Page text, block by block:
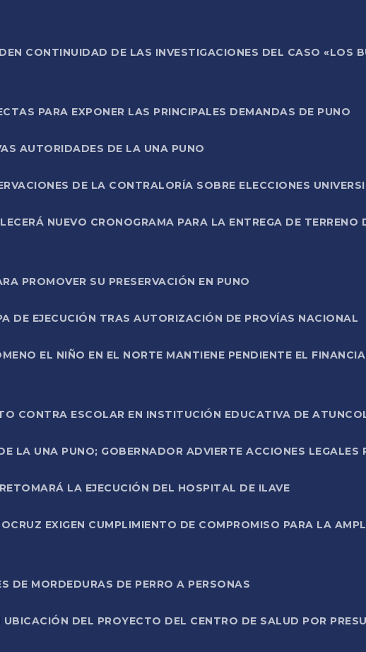
CONTINUIDAD DE LAS INVESTIGACIONES DEL CASO «LOS
PARA EXPONER LAS PRINCIPALES DEMANDAS DE PUNO
AUTORIDADES DE LA UNA PUNO
DE LA CONTRALORÍA SOBRE ELECCIONES
NUEVO CRONOGRAMA PARA LA ENTREGA DE TERRENO
PROMOVER SU PRESERVACIÓN EN PUNO
DE EJECUCIÓN TRAS AUTORIZACIÓN DE PROVÍAS NACIONAL
EL NIÑO EN EL NORTE MANTIENE PENDIENTE EL
CONTRA ESCOLAR EN INSTITUCIÓN EDUCATIVA DE
LA UNA PUNO; GOBERNADOR ADVIERTE ACCIONES LEGALES
LA EJECUCIÓN DEL HOSPITAL DE ILAVE
EXIGEN CUMPLIMIENTO DE COMPROMISO PARA LA
DE MORDEDURAS DE PERRO A PERSONAS
DEL PROYECTO DEL CENTRO DE SALUD POR